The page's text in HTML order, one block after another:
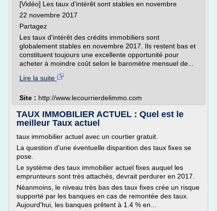
[Vidéo] Les taux d'intérêt sont stables en novembre
22 novembre 2017
Partagez
Les taux d'intérêt des crédits immobiliers sont
globalement stables en novembre 2017. Ils restent bas et
constituent toujours une excellente opportunité pour
acheter à moindre coût selon le baromètre mensuel de...
Lire la suite
Site : http://www.lecourrierdelimmo.com
TAUX IMMOBILIER ACTUEL : Quel est le
meilleur Taux actuel
taux immobilier actuel avec un courtier gratuit.
La question d'une éventuelle disparition des taux fixes se
pose.
Le système des taux immobilier actuel fixes auquel les
emprunteurs sont très attachés, devrait perdurer en 2017.
Néanmoins, le niveau très bas des taux fixes crée un risque
supporté par les banques en cas de remontée des taux.
Aujourd'hui, les banques prêtent à 1.4 % en...